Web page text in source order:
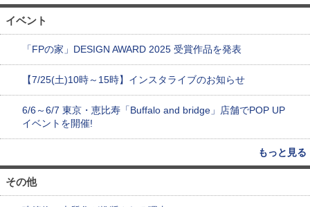
イベント
「FPの家」DESIGN AWARD 2025 受賞作品を発表
【7/25(土)10時～15時】インスタライブのお知らせ
6/6～6/7 東京・恵比寿「Buffalo and bridge」店舗でPOP UP
イベントを開催!
もっと見る
その他